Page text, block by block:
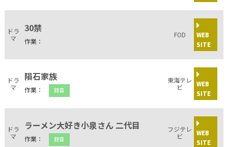
ドラ
マ
30禁
作業：
FOD
WEB
SITE
ドラ
マ
隕石家族
作業： 録音
東海テレ
ビ
WEB
SITE
ドラ
マ
ラーメン大好き小泉さん 二代目
作業： 録音
フジテレ
ビ
WEB
SITE